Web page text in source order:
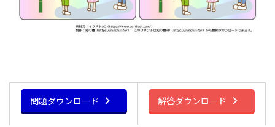
問題ダウンロード 解答ダウンロード